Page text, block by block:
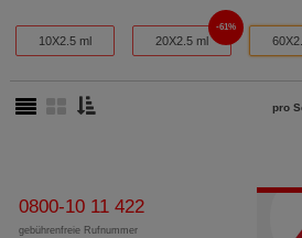
10X2.5 ml 20X2.5 ml
61%
pro
0800-10 11 422
gebührenfreie Rufnummer